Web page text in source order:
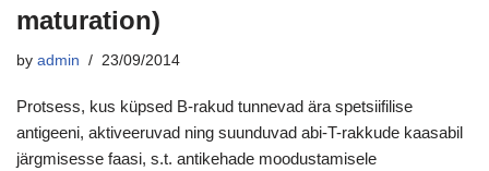
maturation)
by admin 23/09/2014
Protsess, kus küpsed B-rakud tunnevad ära spetsiifilise
antigeeni, aktiveeruvad ning suunduvad abi-T-rakkude kaasabil
järgmisesse faasi, s.t. antikehade moodustamisele